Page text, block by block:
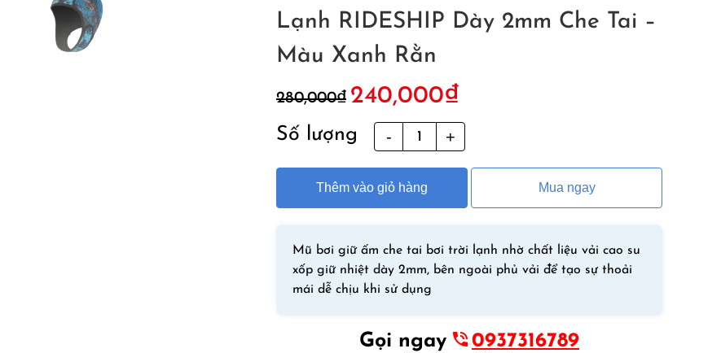
Lạnh RIDESHIP Dày 2mm Che Tai –
Màu Xanh Rằn
280,000₫ gốc
280,000₫.
240,000₫
tại
Số lượng
Bơi
Giữ
Ấm
Che
Bơi
Trời
Lạnh
2mm
Thêm vào giỏ hàng Mua ngay
Mũ bơi giữ ấm che tai bơi trời lạnh nhờ chất liệu vải cao su
xốp giữ nhiệt dày 2mm, bên ngoài phủ vải để tạo sự thoải
mái dễ chịu khi sử dụng
Gọi ngay 0937316789